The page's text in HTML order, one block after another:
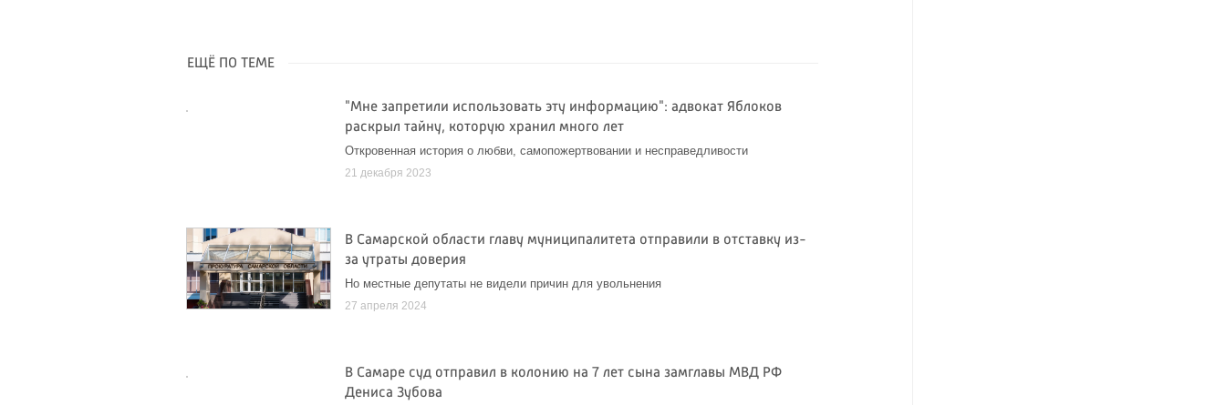
ЕЩЁ ПО ТЕМЕ
"Мне запретили использовать эту информацию": адвокат Яблоков
раскрыл тайну, которую хранил много лет
Откровенная история о любви, самопожертвовании и несправедливости
21 декабря 2023
В Самарской области главу муниципалитета отправили в отставку из-
за утраты доверия
Но местные депутаты не видели причин для увольнения
27 апреля 2024
В Самаре суд отправил в колонию на 7 лет сына замглавы МВД РФ
Дениса Зубова